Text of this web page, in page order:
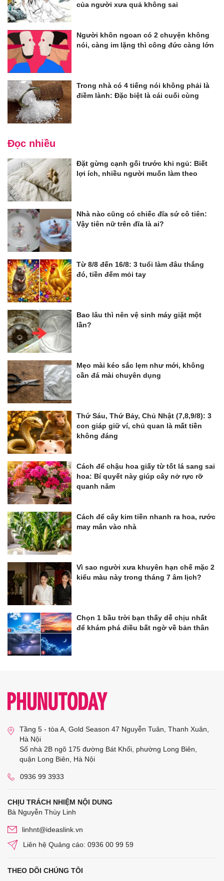
của người xưa quả không sai
Người khôn ngoan có 2 chuyện không
nói, càng im lặng thì công đức càng lớn
Trong nhà có 4 tiếng nói không phải là
điềm lành: Đặc biệt là cái cuối cùng
Đọc nhiều
Đặt gừng cạnh gối trước khi ngủ: Biết
lợi ích, nhiều người muốn làm theo
Nhà nào cũng có chiếc đĩa sứ cô tiên:
Vậy tiên nữ trên đĩa là ai?
Từ 8/8 đến 16/8: 3 tuổi làm đâu thắng
đó, tiền đếm mỏi tay
Bao lâu thì nên vệ sinh máy giặt một
lần?
Mẹo mài kéo sắc lẹm như mới, không
cần đá mài chuyên dụng
Thứ Sáu, Thứ Bảy, Chủ Nhật (7,8,9/8): 3
con giáp giữ ví, chủ quan là mất tiền
không đáng
Cách để chậu hoa giấy từ tốt lá sang sai
hoa: Bí quyết này giúp cây nở rực rỡ
quanh năm
Cách để cây kim tiền nhanh ra hoa, rước
may mắn vào nhà
Vì sao người xưa khuyên hạn chế mặc 2
kiểu màu này trong tháng 7 âm lịch?
Chọn 1 bầu trời bạn thấy dễ chịu nhất
để khám phá điều bất ngờ về bản thân
Tầng 5 - tòa A, Gold Season 47 Nguyễn Tuân, Thanh Xuân,
Hà Nội
Số nhà 2B ngõ 175 đường Bát Khối, phường Long Biên,
quận Long Biên, Hà Nội
0936 99 3933
CHỊU TRÁCH NHIỆM NỘI DUNG
Bà Nguyễn Thùy Linh
linhnt@ideaslink.vn
Liên hệ Quảng cáo: 0936 00 99 59
THEO DÕI CHÚNG TÔI